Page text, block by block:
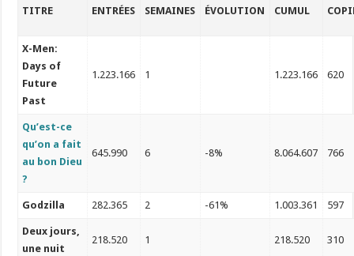
TITRE ENTRÉES SEMAINES ÉVOLUTION CUMUL
X-Men:
Days of
Future
Past
1.223.166 1 1.223.166 620
Qu’est-ce
qu’on a fait
au bon Dieu
?
645.990 6 -8% 8.064.607 766
Godzilla 282.365 2 -61% 1.003.361 597
Deux jours,
une nuit
218.520 1 218.520 310